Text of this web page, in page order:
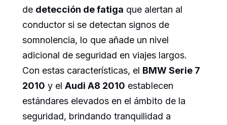
de detección de fatiga que alertan al
conductor si se detectan signos de
somnolencia, lo que añade un nivel
adicional de seguridad en viajes largos.
Con estas características, el BMW Serie 7
2010 y el Audi A8 2010 establecen
estándares elevados en el ámbito de la
seguridad, brindando tranquilidad a